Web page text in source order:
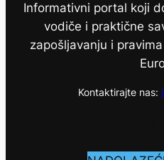
Informativni portal koji
vodiče i praktične
zapošljavanju i
Kontaktirajte nas: